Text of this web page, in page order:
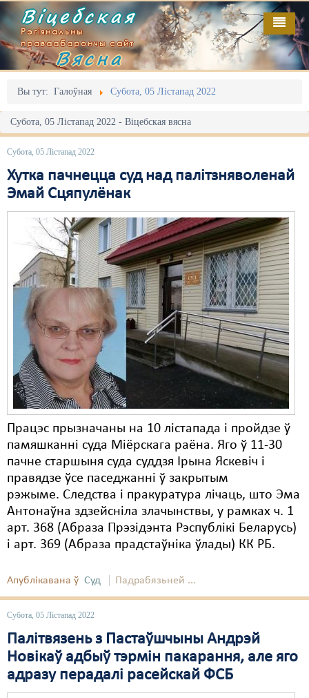
Віцебская
Рэгіянальны
праваабарончы сайт
Вясна
Вы тут: Галоўная Субота, 05 Лістапад 2022
Субота, 05 Лістапад 2022 - Віцебская вясна
Субота, 05 Лістапад 2022
Хутка пачнецца суд над палітзняволенай
Эмай Сцяпулёнак
Працэс прызначаны на 10 лістапада і пройдзе ў
памяшканні суда Міёрскага раёна. Яго ў 11-30
пачне старшыня суда суддзя Ірына Яскевіч і
правядзе ўсе паседжанні ў закрытым
рэжыме. Следства і пракуратура лічаць, што Эма
Антонаўна здзейсніла злачынствы, у рамках ч. 1
арт. 368 (Абраза Прэзідэнта Рэспублікі Беларусь)
і арт. 369 (Абраза прадстаўніка ўлады) КК РБ.
Апублікавана ў Суд Падрабязьней ...
Субота, 05 Лістапад 2022
Палітвязень з Пастаўшчыны Андрэй
Новікаў адбыў тэрмін пакарання, але яго
адразу перадалі расейскай ФСБ
Галоўная
Адміністрацыйны перасьлед
Акцыі
Выбары
Грамадзянскія ініцыятывы
Дзяржава
Дыскрымінацыя
Затрыманьні
Карная псыхіятрыя
КПЧ ААН
Культурныя правы
ЛПП
Мігранты
Мірныя сходы
Палітвязьні
Праваабаронцы
Правы дзіцяці
Распальваньне варожасьці
Рознае
Свабода слова
Свабода сумленьня
Выданьні
Відэа
Пра нас
RSS